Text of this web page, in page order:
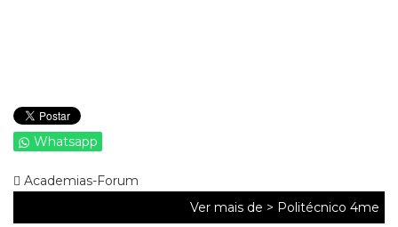
Whatsapp
Academias-Forum
Ver mais de > Politécnico 4me